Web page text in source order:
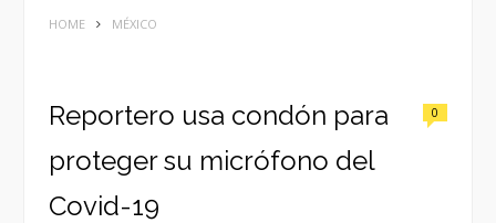
HOME MÉXICO
Reportero usa condón para
proteger su micrófono del
Covid-19
0